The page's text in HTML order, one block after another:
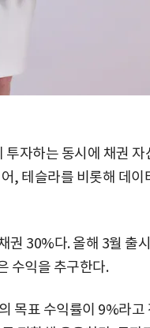
투자하는 동시에 채권
, 테슬라를 비롯해 데
권 30%다. 올해 3월 출
수익을 추구한다.
목표 수익률이 9%라